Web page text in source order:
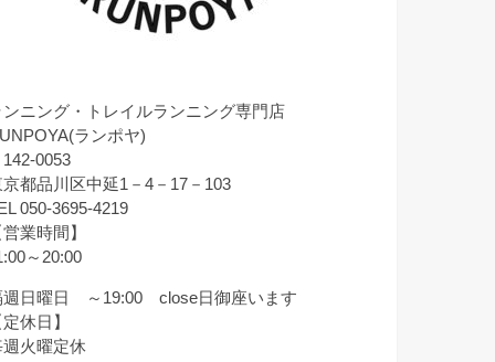
ンニング・トレイルランニング専門店
ランポヤ)
0053
京都品川区中延1－4－17－103
050-3695-4219
業時間】
～20:00
週日曜日 ～19:00 close日御座います
休日】
週火曜定休